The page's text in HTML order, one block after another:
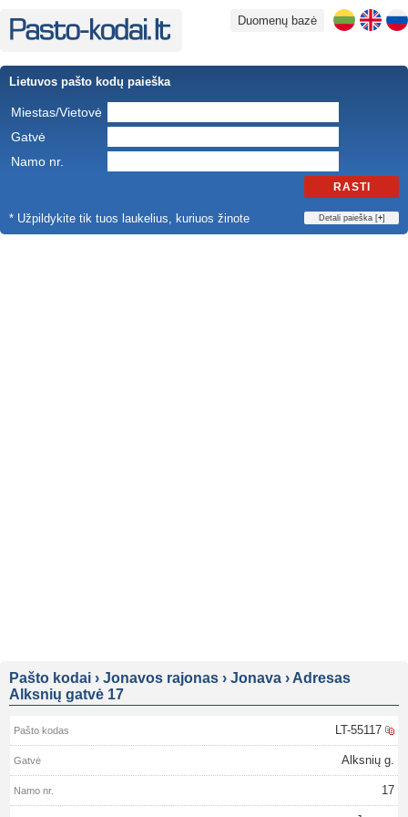
Duomenų bazė
Lietuvos pašto kodų paieška
Miestas/Vietovė
Gatvė
Namo nr.
RASTI
* Užpildykite tik tuos laukelius, kuriuos žinote Detali paieška [+]
Pašto kodai › Jonavos rajonas › Jonava › Adresas
Alksnių gatvė 17
LT-55117
Alksnių g.
17